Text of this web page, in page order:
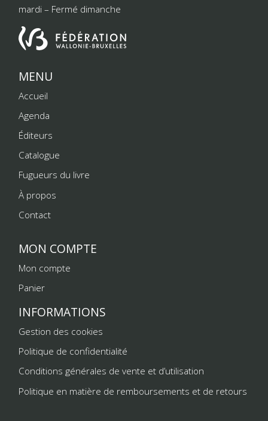
mardi – Fermé dimanche
MENU
Accueil
Agenda
Éditeurs
Catalogue
Fugueurs du livre
À propos
Contact
MON COMPTE
Mon compte
Panier
INFORMATIONS
Gestion des cookies
Politique de confidentialité
Conditions générales de vente et d’utilisation
Politique en matière de remboursements et de retours